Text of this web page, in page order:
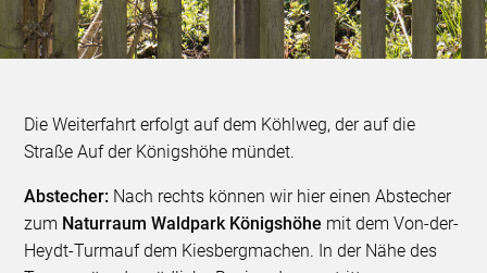
Die Weiterfahrt erfolgt auf dem Köhlweg, der auf die
Straße Auf der Königshöhe mündet.
Abstecher: Nach rechts können wir hier einen Abstecher
zum Naturraum Waldpark Königshöhe mit dem Von-der-
Heydt-Turmauf dem Kiesbergmachen. In der Nähe des